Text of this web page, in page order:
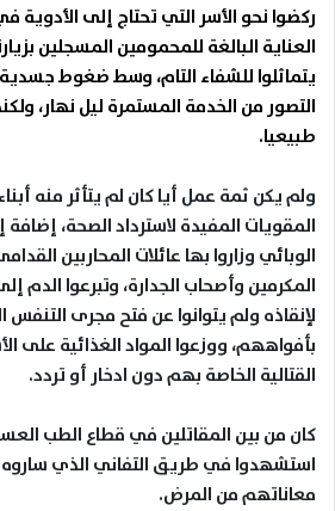
ركضوا نحو الأسر التي تحتاج إلى الأدوية
العناية البالغة للمحمومين المسجلين
يتماثلوا للشفاء التام، وسط ضغوط
التصور من الخدمة المستمرة ليل نهار،
طبيعيا.
ولم يكن ثمة عمل أيا كان لم يتأثر منه
المقويات المفيدة لاسترداد الصحة،
الوبائي وزاروا بها عائلات المحاربين
المكرمين وأصحاب الجدارة، وتبرعوا
لإنقاذه ولم يتوانوا عن فتح مجرى
بأفواههم، ووزعوا المواد الغذائية على
القتالية الخاصة بهم دون ادخار أو تردد.
كان من بين المقاتلين في قطاع الطب
استشهدوا في طريق التفاني الذي
معاناتهم من المرض.